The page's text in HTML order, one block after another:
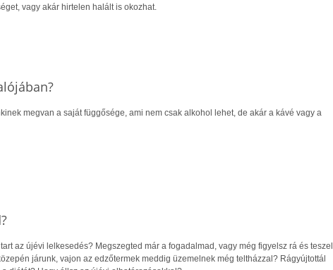
vagy akár hirtelen halált is okozhat.
megvan a saját függősége, ami nem csak alkohol lehet, de akár a kávé vagy a
az újévi lelkesedés? Megszegted már a fogadalmad, vagy még figyelsz rá és teszel
járunk, vajon az edzőtermek meddig üzemelnek még teltházzal? Rágyújtottál